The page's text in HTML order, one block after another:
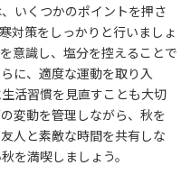
いくつかのポイントを押さ
対策をしっかりと行いましょ
意識し、塩分を控えることで
に、適度な運動を取り入
活習慣を見直すことも大切
変動を管理しながら、秋を
人と素敵な時間を共有しな
を満喫しましょう。